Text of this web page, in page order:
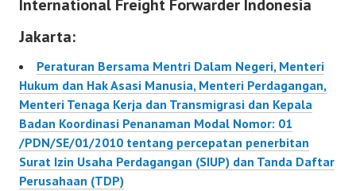
International Freight Forwarder Indonesia
Jakarta:
Peraturan Bersama Mentri Dalam Negeri, Menteri
Hukum dan Hak Asasi Manusia, Menteri Perdagangan,
Menteri Tenaga Kerja dan Transmigrasi dan Kepala
Badan Koordinasi Penanaman Modal Nomor: 01
/PDN/SE/01/2010 tentang percepatan penerbitan
Surat Izin Usaha Perdagangan (SIUP) dan Tanda Daftar
Perusahaan (TDP)